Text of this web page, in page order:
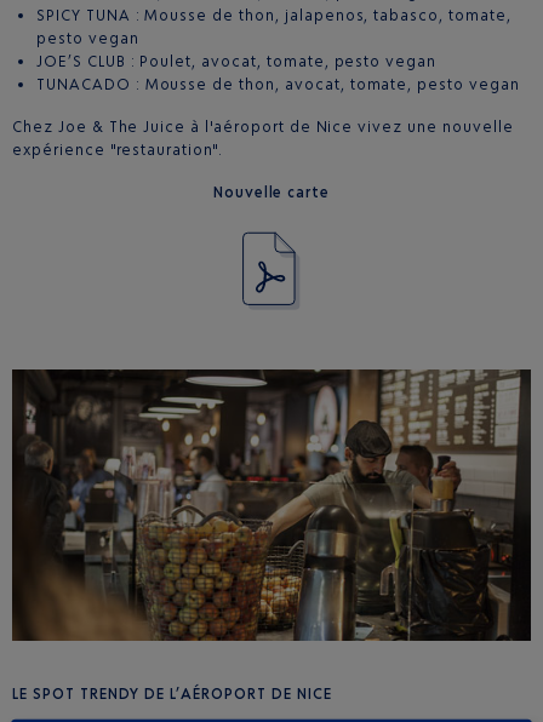
SPICY TUNA : Mousse de thon, jalapenos, tabasco, tomate,
pesto vegan
JOE’S CLUB : Poulet, avocat, tomate, pesto vegan
TUNACADO : Mousse de thon, avocat, tomate, pesto vegan
Chez Joe & The Juice à l'aéroport de Nice vivez une nouvelle
expérience "restauration".
Nouvelle carte
LE SPOT TRENDY DE L’AÉROPORT DE NICE